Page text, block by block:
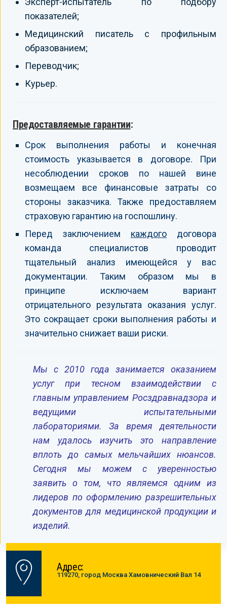
показателей;
Медицинский писатель с профильным
образованием;
Переводчик;
Курьер.
Предоставляемые гарантии:
Срок выполнения работы и конечная
стоимость указывается в договоре. При
несоблюдении сроков по нашей вине
возмещаем все финансовые затраты со
стороны заказчика. Также предоставляем
страховую гарантию на госпошлину.
Перед заключением каждого договора
команда специалистов проводит
тщательный анализ имеющейся у вас
документации. Таким образом мы в
принципе исключаем вариант
отрицательного результата оказания услуг.
Это сокращает сроки выполнения работы и
значительно снижает ваши риски.
Мы с 2010 года занимается оказанием
услуг при тесном взаимодействии с
главным управлением Росздравнадзора и
ведущими испытательными
лабораториями. За время деятельности
нам удалось изучить это направление
вплоть до самых мельчайших нюансов.
Сегодня мы можем с уверенностью
заявить о том, что являемся одним из
лидеров по оформлению разрешительных
документов для медицинской продукции и
изделий.
Адрес:
119270, город Москва Хамовнический Вал 14